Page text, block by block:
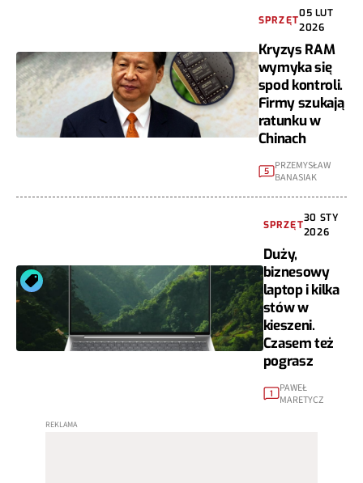
SPRZĘT
05 LUT
2026
Kryzys RAM
wymyka się
spod kontroli.
Firmy szukają
ratunku w
Chinach
5 PRZEMYSŁAW
BANASIAK
SPRZĘT
30 STY
2026
Duży,
biznesowy
laptop i kilka
stów w
kieszeni.
Czasem też
pograsz
1
PAWEŁ
MARETYCZ